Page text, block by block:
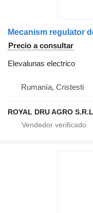
Precio a consultar
Elevalunas electrico
Rumanía, Cristesti
ROYAL DRU AGRO